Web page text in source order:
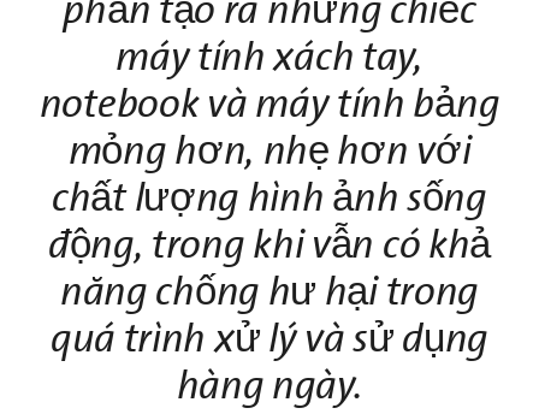
phần tạo ra những chiếc
máy tính xách tay,
notebook và máy tính bảng
mỏng hơn, nhẹ hơn với
chất lượng hình ảnh sống
động, trong khi vẫn có khả
năng chống hư hại trong
quá trình xử lý và sử dụng
hàng ngày.